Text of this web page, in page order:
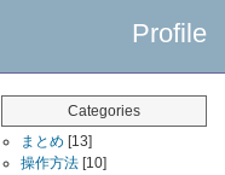
Profile
Categories
まとめ [13]
操作方法 [10]